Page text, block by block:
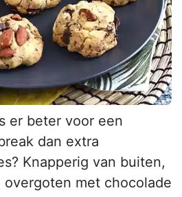
er beter voor een
dan extra
Knapperig van buiten,
met chocolade